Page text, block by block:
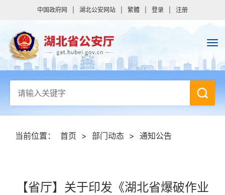
中国政府网 湖北公安网站 繁體 登录 注册
当前位置： 首页 > 部门动态 > 通知公告
【省厅】关于印发《湖北省爆破作业